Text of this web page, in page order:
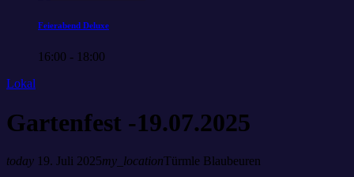
Feierabend Deluxe
16:00 - 18:00
Lokal
Gartenfest -19.07.2025
today 19. Juli 2025my_locationTürmle Blaubeuren